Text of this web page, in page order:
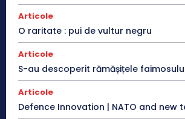
Articole
O raritate : pui de vultur negru
Articole
S-au descoperit rămășițele
Articole
Defence Innovation | NATO and new